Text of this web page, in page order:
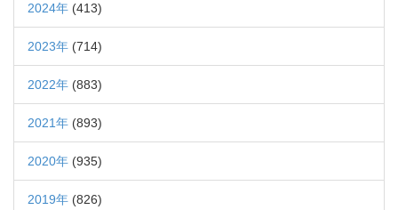
2024年 (413)
2023年 (714)
2022年 (883)
2021年 (893)
2020年 (935)
2019年 (826)